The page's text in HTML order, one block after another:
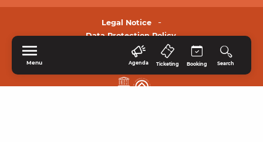
Menu Agenda Ticketing Booking Search
Legal Notice
Data Protection Policy.